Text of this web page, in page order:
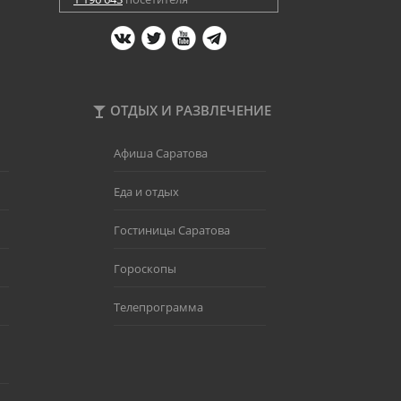
ОТДЫХ И РАЗВЛЕЧЕНИЕ
Афиша Саратова
Еда и отдых
Гостиницы Саратова
Гороскопы
Телепрограмма